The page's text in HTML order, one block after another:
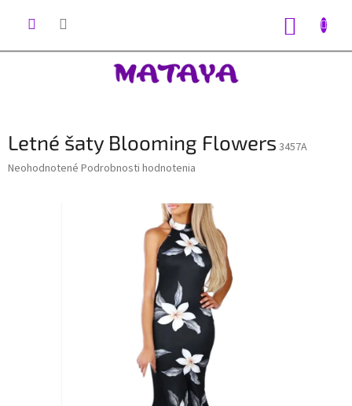
Letné šaty Blooming Flowers 3457A
Priemerné
Neohodnotené Podrobnosti hodnotenia